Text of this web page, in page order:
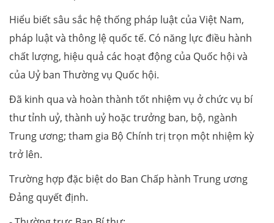
Hiểu biết sâu sắc hệ thống pháp luật của Việt Nam,
pháp luật và thông lệ quốc tế. Có năng lực điều hành
chất lượng, hiệu quả các hoạt động của Quốc hội và
của Uỷ ban Thường vụ Quốc hội.
Đã kinh qua và hoàn thành tốt nhiệm vụ ở chức vụ bí
thư tỉnh uỷ, thành uỷ hoặc trưởng ban, bộ, ngành
Trung ương; tham gia Bộ Chính trị trọn một nhiệm kỳ
trở lên.
Trường hợp đặc biệt do Ban Chấp hành Trung ương
Đảng quyết định.